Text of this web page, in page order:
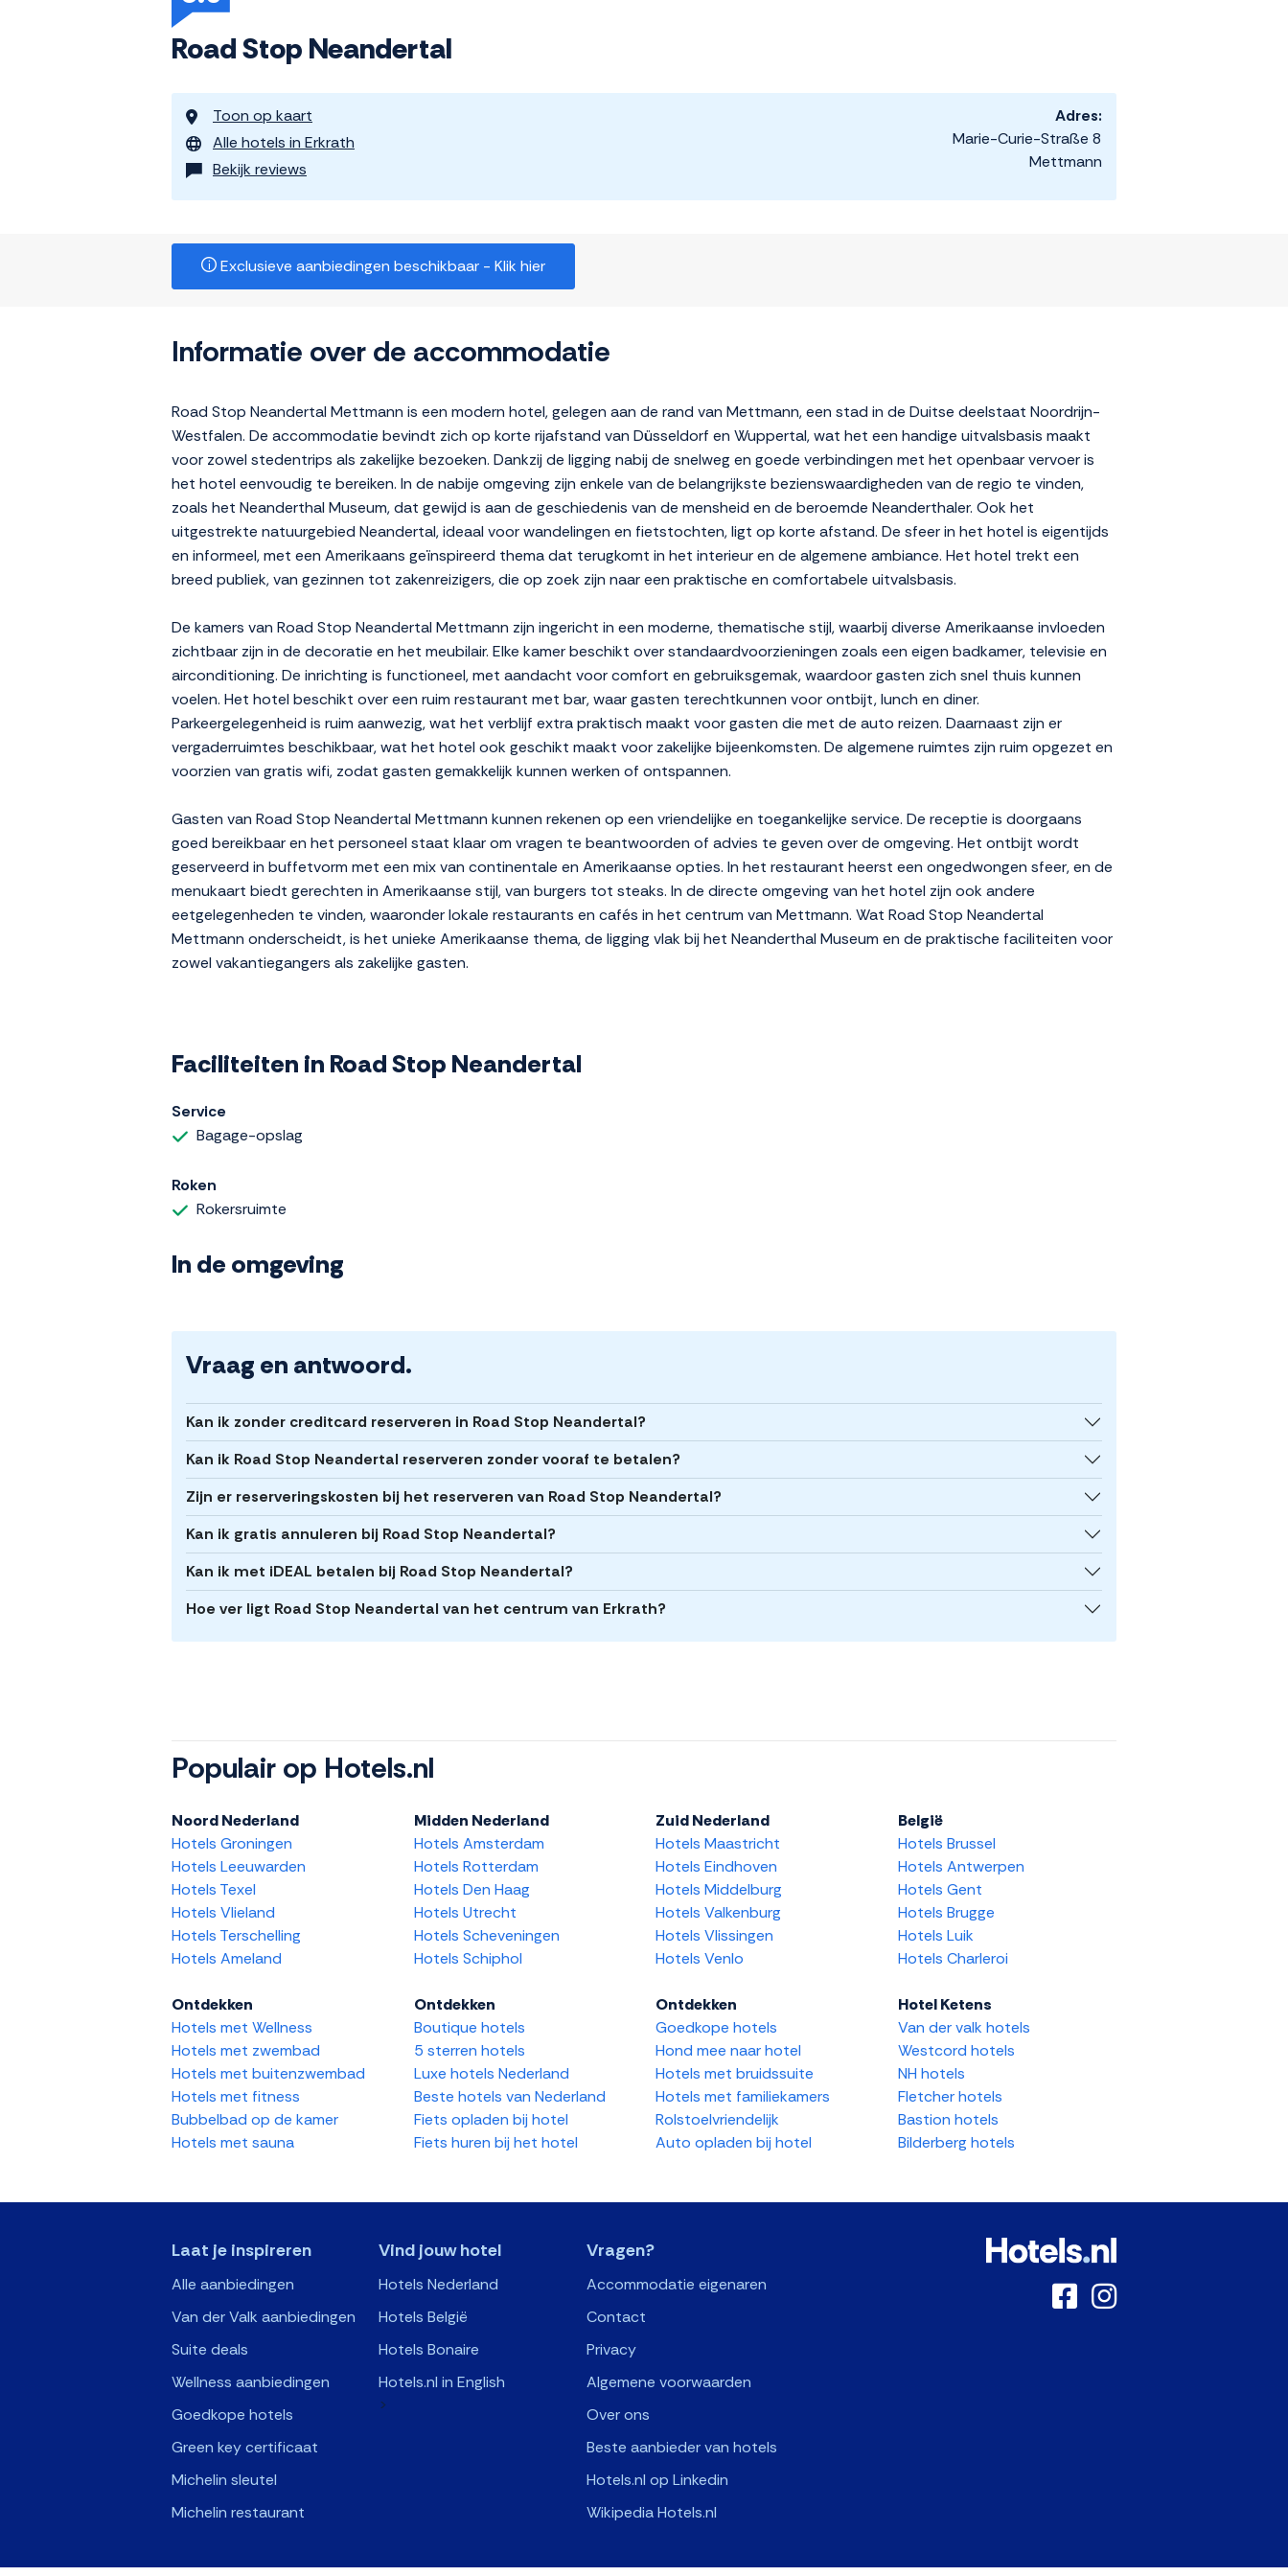
Road Stop Neandertal
Toon op kaart
Alle hotels in Erkrath
Bekijk reviews
Adres:
Marie-Curie-Straße 8
Mettmann
Exclusieve aanbiedingen beschikbaar - Klik hier
Informatie over de accommodatie
Road Stop Neandertal Mettmann is een modern hotel, gelegen aan de rand van Mettmann, een stad in de Duitse deelstaat Noordrijn-
Westfalen. De accommodatie bevindt zich op korte rijafstand van Düsseldorf en Wuppertal, wat het een handige uitvalsbasis maakt
voor zowel stedentrips als zakelijke bezoeken. Dankzij de ligging nabij de snelweg en goede verbindingen met het openbaar vervoer is
het hotel eenvoudig te bereiken. In de nabije omgeving zijn enkele van de belangrijkste bezienswaardigheden van de regio te vinden,
zoals het Neanderthal Museum, dat gewijd is aan de geschiedenis van de mensheid en de beroemde Neanderthaler. Ook het
uitgestrekte natuurgebied Neandertal, ideaal voor wandelingen en fietstochten, ligt op korte afstand. De sfeer in het hotel is eigentijds
en informeel, met een Amerikaans geïnspireerd thema dat terugkomt in het interieur en de algemene ambiance. Het hotel trekt een
breed publiek, van gezinnen tot zakenreizigers, die op zoek zijn naar een praktische en comfortabele uitvalsbasis.
De kamers van Road Stop Neandertal Mettmann zijn ingericht in een moderne, thematische stijl, waarbij diverse Amerikaanse invloeden
zichtbaar zijn in de decoratie en het meubilair. Elke kamer beschikt over standaardvoorzieningen zoals een eigen badkamer, televisie en
airconditioning. De inrichting is functioneel, met aandacht voor comfort en gebruiksgemak, waardoor gasten zich snel thuis kunnen
voelen. Het hotel beschikt over een ruim restaurant met bar, waar gasten terechtkunnen voor ontbijt, lunch en diner.
Parkeergelegenheid is ruim aanwezig, wat het verblijf extra praktisch maakt voor gasten die met de auto reizen. Daarnaast zijn er
vergaderruimtes beschikbaar, wat het hotel ook geschikt maakt voor zakelijke bijeenkomsten. De algemene ruimtes zijn ruim opgezet en
voorzien van gratis wifi, zodat gasten gemakkelijk kunnen werken of ontspannen.
Gasten van Road Stop Neandertal Mettmann kunnen rekenen op een vriendelijke en toegankelijke service. De receptie is doorgaans
goed bereikbaar en het personeel staat klaar om vragen te beantwoorden of advies te geven over de omgeving. Het ontbijt wordt
geserveerd in buffetvorm met een mix van continentale en Amerikaanse opties. In het restaurant heerst een ongedwongen sfeer, en de
menukaart biedt gerechten in Amerikaanse stijl, van burgers tot steaks. In de directe omgeving van het hotel zijn ook andere
eetgelegenheden te vinden, waaronder lokale restaurants en cafés in het centrum van Mettmann. Wat Road Stop Neandertal
Mettmann onderscheidt, is het unieke Amerikaanse thema, de ligging vlak bij het Neanderthal Museum en de praktische faciliteiten voor
zowel vakantiegangers als zakelijke gasten.
Faciliteiten in Road Stop Neandertal
Service
Bagage-opslag
Roken
Rokersruimte
In de omgeving
Vraag en antwoord.
Kan ik zonder creditcard reserveren in Road Stop Neandertal?
Kan ik Road Stop Neandertal reserveren zonder vooraf te betalen?
Zijn er reserveringskosten bij het reserveren van Road Stop Neandertal?
Kan ik gratis annuleren bij Road Stop Neandertal?
Kan ik met iDEAL betalen bij Road Stop Neandertal?
Hoe ver ligt Road Stop Neandertal van het centrum van Erkrath?
Populair op Hotels.nl
Noord Nederland
Hotels Groningen
Hotels Leeuwarden
Hotels Texel
Hotels Vlieland
Hotels Terschelling
Hotels Ameland
Midden Nederland
Hotels Amsterdam
Hotels Rotterdam
Hotels Den Haag
Hotels Utrecht
Hotels Scheveningen
Hotels Schiphol
Zuid Nederland
Hotels Maastricht
Hotels Eindhoven
Hotels Middelburg
Hotels Valkenburg
Hotels Vlissingen
Hotels Venlo
België
Hotels Brussel
Hotels Antwerpen
Hotels Gent
Hotels Brugge
Hotels Luik
Hotels Charleroi
Ontdekken
Hotels met Wellness
Hotels met zwembad
Hotels met buitenzwembad
Hotels met fitness
Bubbelbad op de kamer
Hotels met sauna
Ontdekken
Boutique hotels
5 sterren hotels
Luxe hotels Nederland
Beste hotels van Nederland
Fiets opladen bij hotel
Fiets huren bij het hotel
Ontdekken
Goedkope hotels
Hond mee naar hotel
Hotels met bruidssuite
Hotels met familiekamers
Rolstoelvriendelijk
Auto opladen bij hotel
Hotel Ketens
Van der valk hotels
Westcord hotels
NH hotels
Fletcher hotels
Bastion hotels
Bilderberg hotels
Laat je inspireren
Alle aanbiedingen
Van der Valk aanbiedingen
Suite deals
Wellness aanbiedingen
Goedkope hotels
Green key certificaat
Michelin sleutel
Michelin restaurant
Vind jouw hotel
Hotels Nederland
Hotels België
Hotels Bonaire
Hotels.nl in English
>
Vragen?
Accommodatie eigenaren
Contact
Privacy
Algemene voorwaarden
Over ons
Beste aanbieder van hotels
Hotels.nl op Linkedin
Wikipedia Hotels.nl